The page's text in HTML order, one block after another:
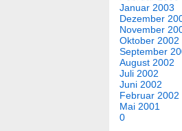
Januar 2003
Dezember
November
Oktober 2002
September
August 2002
Juli 2002
Juni 2002
Februar 2002
Mai 2001
0